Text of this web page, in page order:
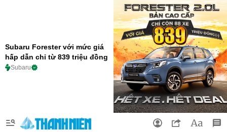
Subaru Forester với mức giá
hấp dẫn chỉ từ 839 triệu đồng
Subaru